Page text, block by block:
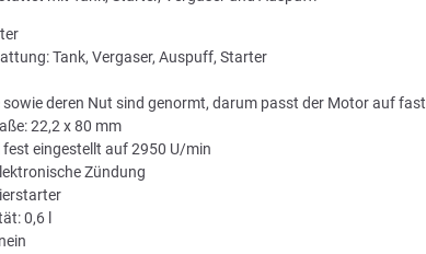
Tank, Vergaser, Auspuff, Starter
sowie deren Nut sind genormt, darum passt der Motor auf
22,2 x 80 mm
eingestellt auf 2950 U/min
Zündung
0,6 l